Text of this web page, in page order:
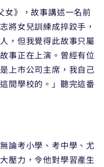
女》，故事講述一名前
將女兒訓練成捽跤手，
，但我覺得此故事只屬
事正在上演。曾經有位
上市公司主席，我自己
間學校的。」聽完這番
論考小學、考中學、尤
壓力，令他對學習產生